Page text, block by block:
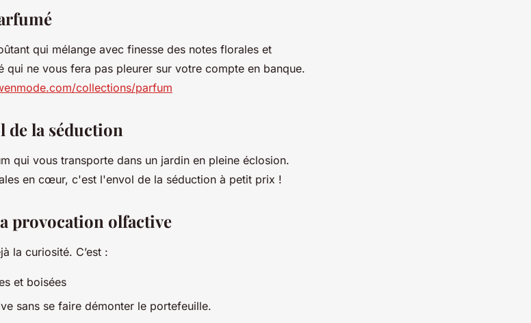
qui mélange avec finesse des notes florales et
qui ne vous fera pas pleurer sur votre compte en banque.
collections/parfum
de la séduction
qui vous transporte dans un jardin en pleine éclosion.
en cœur, c'est l'envol de la séduction à petit prix !
provocation olfactive
la curiosité. C’est :
et boisées
sans se faire démonter le portefeuille.